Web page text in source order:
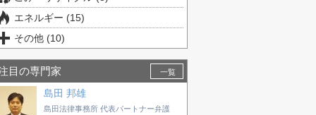
エネルギー (15)
その他 (10)
目の専門家 一覧
島田 邦雄
島田法律事務所 代表パートナー弁護